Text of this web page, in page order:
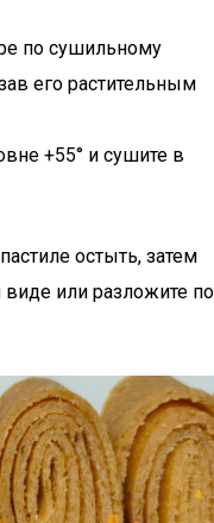
по сушильному
его растительным
+55° и сушите в
остыть, затем
или разложите по